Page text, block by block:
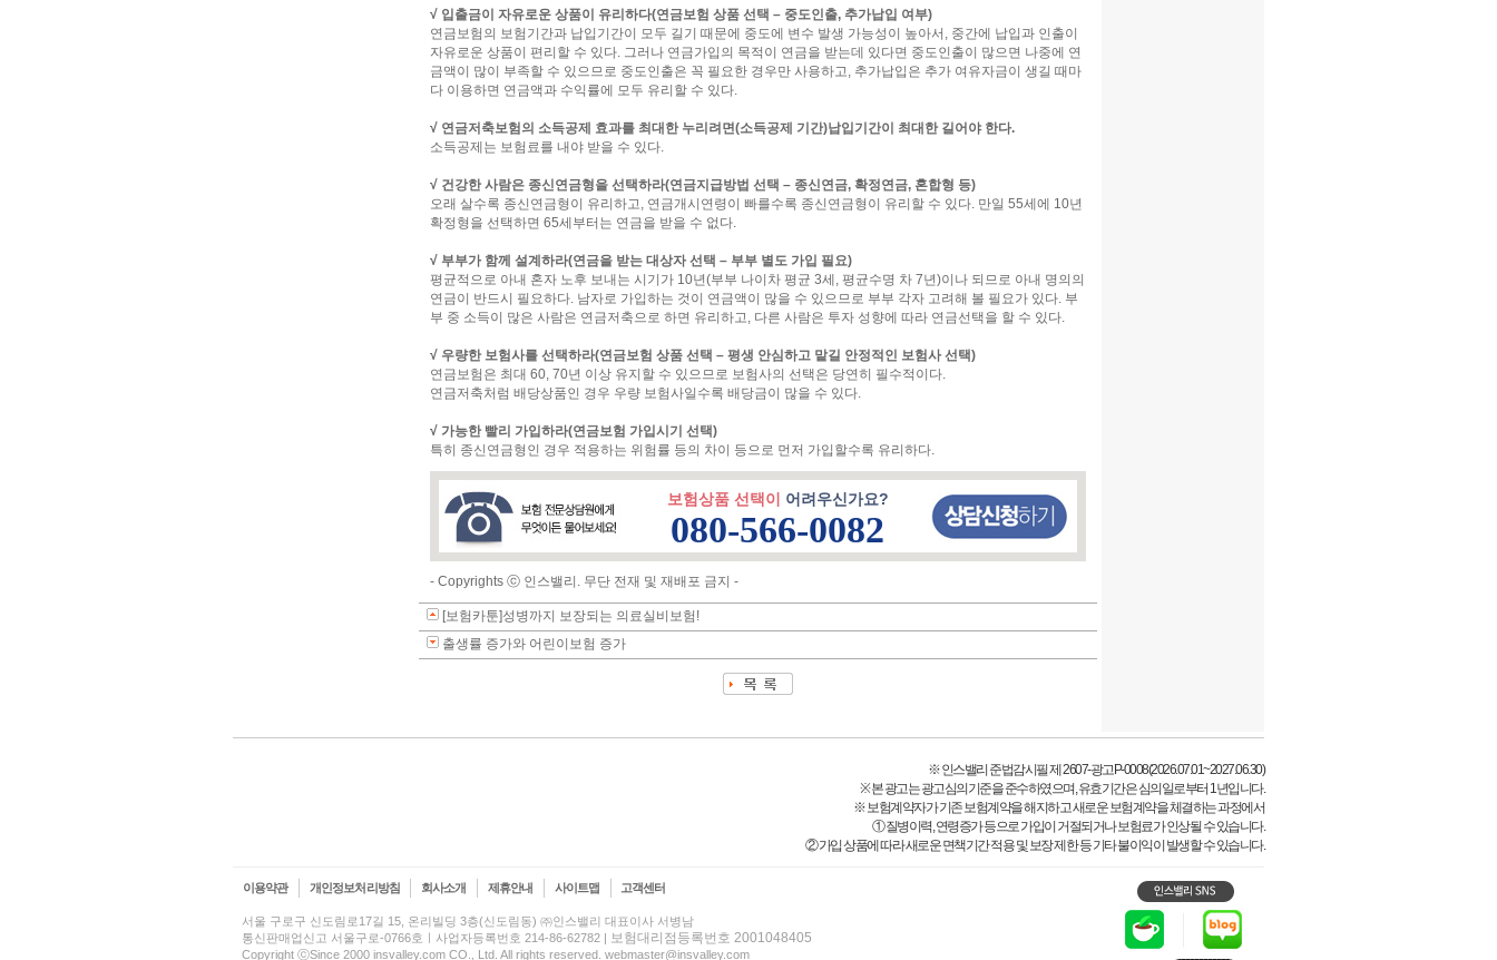
√ 입출금이 자유로운 상품이 유리하다(연금보험 상품 선택 – 중도인출, 추가납입 여부)
연금보험의 보험기간과 납입기간이 모두 길기 때문에 중도에 변수 발생 가능성이 높아서, 중간에 납입과 인출이
자유로운 상품이 편리할 수 있다. 그러나 연금가입의 목적이 연금을 받는데 있다면 중도인출이 많으면 나중에 연
금액이 많이 부족할 수 있으므로 중도인출은 꼭 필요한 경우만 사용하고, 추가납입은 추가 여유자금이 생길 때마
다 이용하면 연금액과 수익률에 모두 유리할 수 있다.
√ 연금저축보험의 소득공제 효과를 최대한 누리려면(소득공제 기간)납입기간이 최대한 길어야 한다.
소득공제는 보험료를 내야 받을 수 있다.
√ 건강한 사람은 종신연금형을 선택하라(연금지급방법 선택 – 종신연금, 확정연금, 혼합형 등)
오래 살수록 종신연금형이 유리하고, 연금개시연령이 빠를수록 종신연금형이 유리할 수 있다. 만일 55세에 10년
확정형을 선택하면 65세부터는 연금을 받을 수 없다.
√ 부부가 함께 설계하라(연금을 받는 대상자 선택 – 부부 별도 가입 필요)
평균적으로 아내 혼자 노후 보내는 시기가 10년(부부 나이차 평균 3세, 평균수명 차 7년)이나 되므로 아내 명의의
연금이 반드시 필요하다. 남자로 가입하는 것이 연금액이 많을 수 있으므로 부부 각자 고려해 볼 필요가 있다. 부
부 중 소득이 많은 사람은 연금저축으로 하면 유리하고, 다른 사람은 투자 성향에 따라 연금선택을 할 수 있다.
√ 우량한 보험사를 선택하라(연금보험 상품 선택 – 평생 안심하고 맡길 안정적인 보험사 선택)
연금보험은 최대 60, 70년 이상 유지할 수 있으므로 보험사의 선택은 당연히 필수적이다.
연금저축처럼 배당상품인 경우 우량 보험사일수록 배당금이 많을 수 있다.
√ 가능한 빨리 가입하라(연금보험 가입시기 선택)
특히 종신연금형인 경우 적용하는 위험률 등의 차이 등으로 먼저 가입할수록 유리하다.
보험상품 선택이 어려우신가요?
080-566-0082
- Copyrights ⓒ 인스밸리. 무단 전재 및 재배포 금지 -
[보험카툰]성병까지 보장되는 의료실비보험!
출생률 증가와 어린이보험 증가
※ 인스밸리 준법감시필 제 2607-광고P-0008(2026.07.01~2027.06.30)
※ 본 광고는 광고심의기준을 준수하였으며, 유효기간은 심의일로부터 1년입니다.
※ 보험계약자가 기존 보험계약을 해지하고 새로운 보험계약을 체결하는 과정에서
① 질병이력, 연령증가 등으로 가입이 거절되거나 보험료가 인상될 수 있습니다.
② 가입 상품에 따라 새로운 면책기간 적용 및 보장 제한 등 기타 불이익이 발생할 수 있습니다.
이용약관 개인정보처리방침 회사소개 제휴안내 사이트맵 고객센터
서울 구로구 신도림로17길 15, 온리빌딩 3층(신도림동) ㈜인스밸리 대표이사 서병남
통신판매업신고 서울구로-0766호ㅣ사업자등록번호 214-86-62782 | 보험대리점등록번호 2001048405
Copyright ⓒSince 2000 insvalley.com CO., Ltd. All rights reserved. webmaster@insvalley.com